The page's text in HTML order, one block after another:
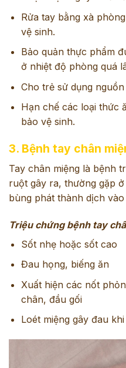
Rửa tay bằng xà
vệ sinh.
Bảo quản thực phẩm
ở nhiệt độ phòng quá
Cho trẻ sử dụng
Hạn chế các loại thức
bảo vệ sinh.
3. Bệnh tay chân
Tay chân miệng là bệnh
ruột gây ra, thường gặp
bùng phát thành dịch vào
Triệu chứng bệnh tay
Sốt nhẹ hoặc sốt cao
Đau họng, biếng ăn
Xuất hiện các nốt
chân, đầu gối
Loét miệng gây đau